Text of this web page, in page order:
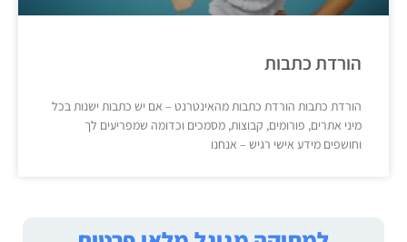
הורדת כתבות
הורדת כתבות הורדת כתבות מהאינטרנט – אם יש כתבות ישנות בכל
מיני אתרים, פורומים, קבוצות, מסמכים וכדומה שמפריעים לך
וחושפים מידע אישי רגיש – אנחנו